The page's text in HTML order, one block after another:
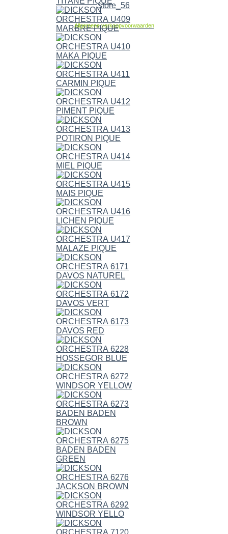
Allgemene verkoopvoorwaarden